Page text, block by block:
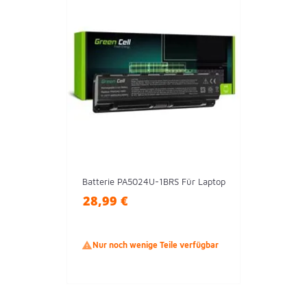
Batterie PA5024U-1BRS Für Laptop
28,99 €
Nur noch wenige Teile verfügbar